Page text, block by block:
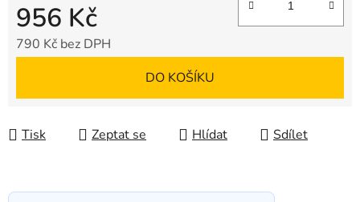
956 Kč
790 Kč bez DPH
DO KOŠÍKU
Tisk Zeptat se Hlídat Sdílet